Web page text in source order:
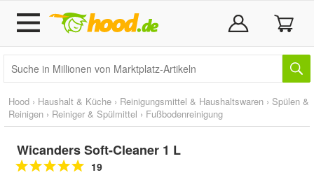
Hood › Haushalt & Küche › Reinigungsmittel & Haushaltswaren › Spülen &
Reinigen › Reiniger & Spülmittel › Fußbodenreinigung
Wicanders Soft-Cleaner 1 L
19